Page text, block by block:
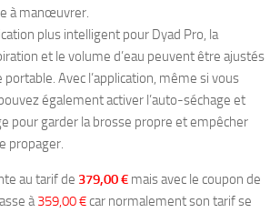
à manœuvrer.
plus intelligent pour Dyad Pro, la
et le volume d’eau peuvent être ajustés
Avec l’application, même si vous
également activer l’auto-séchage et
pour garder la brosse propre et empêcher
propager.
au tarif de 379,00 € mais avec le coupon de
à359,00 €car normalement son tarif se